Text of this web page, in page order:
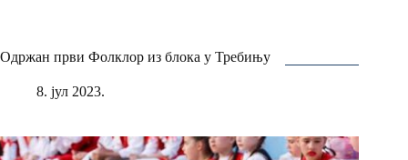
Одржан први Фолклор из блока у Требињу
8. јул 2023.